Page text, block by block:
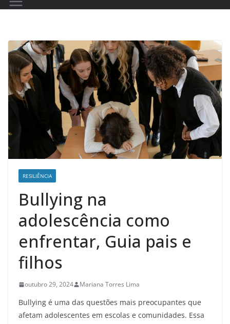
RESILIÊNCIA
Bullying na
adolescência como
enfrentar, Guia pais e
filhos
outubro 29, 2024 Mariana Torres Lima
Bullying é uma das questões mais preocupantes que
afetam adolescentes em escolas e comunidades. Essa